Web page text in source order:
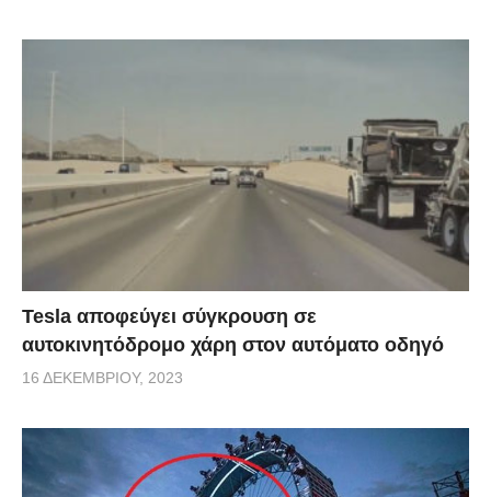
Tesla αποφεύγει σύγκρουση σε
αυτοκινητόδρομο χάρη στον αυτόματο οδηγό
16 ΔΕΚΕΜΒΡΊΟΥ, 2023